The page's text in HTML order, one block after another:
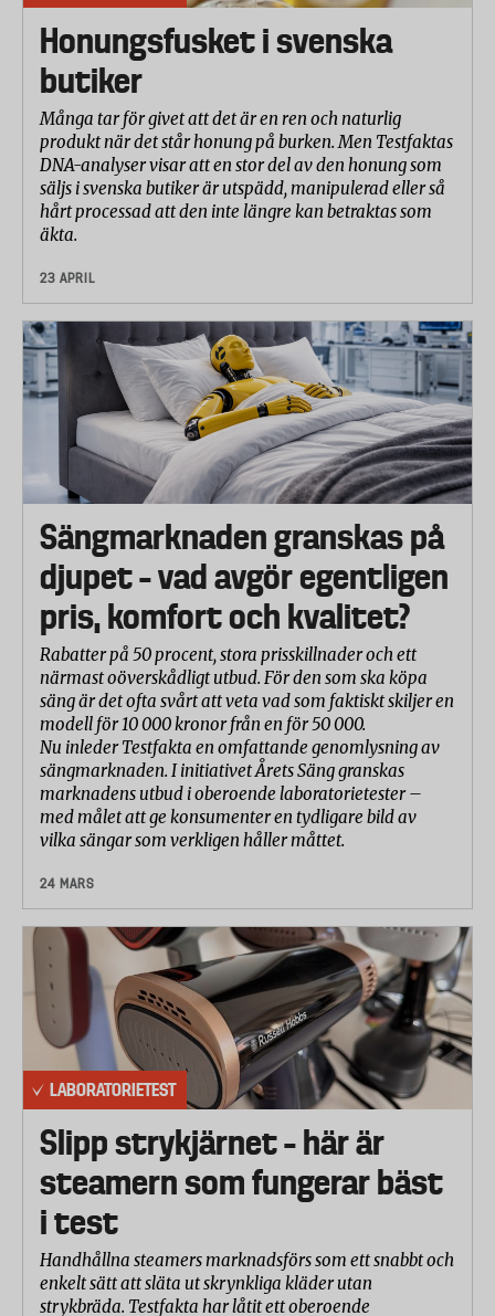
Honungsfusket i svenska
butiker
Många tar för givet att det är en ren och naturlig
produkt när det står honung på burken. Men Testfaktas
DNA-analyser visar att en stor del av den honung som
säljs i svenska butiker är utspädd, manipulerad eller så
hårt processad att den inte längre kan betraktas som
äkta.
23 APRIL
Sängmarknaden granskas på
djupet – vad avgör egentligen
pris, komfort och kvalitet?
Rabatter på 50 procent, stora prisskillnader och ett
närmast oöverskådligt utbud. För den som ska köpa
säng är det ofta svårt att veta vad som faktiskt skiljer en
modell för 10 000 kronor från en för 50 000.
Nu inleder Testfakta en omfattande genomlysning av
sängmarknaden. I initiativet Årets Säng granskas
marknadens utbud i oberoende laboratorietester –
med målet att ge konsumenter en tydligare bild av
vilka sängar som verkligen håller måttet.
24 MARS
LABORATORIETEST
Slipp strykjärnet – här är
steamern som fungerar bäst
i test
Handhållna steamers marknadsförs som ett snabbt och
enkelt sätt att släta ut skrynkliga kläder utan
strykbräda. Testfakta har låtit ett oberoende